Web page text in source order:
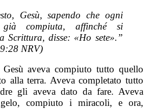
Gesù, sapendo che ogni
compiuta, affinché si
Scrittura, disse: «Ho sete».”
NRV)
aveva compiuto tutto quello
alla terra. Aveva completato tutto
gli aveva dato da fare. Aveva
compiuto i miracoli, e ora,